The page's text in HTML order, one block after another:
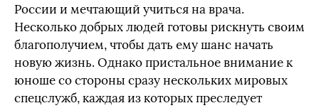
России и мечтающий учиться на врача.
Несколько добрых людей готовы рискнуть своим
благополучием, чтобы дать ему шанс начать
новую жизнь. Однако пристальное внимание к
юноше со стороны сразу нескольких мировых
спецслужб, каждая из которых преследует